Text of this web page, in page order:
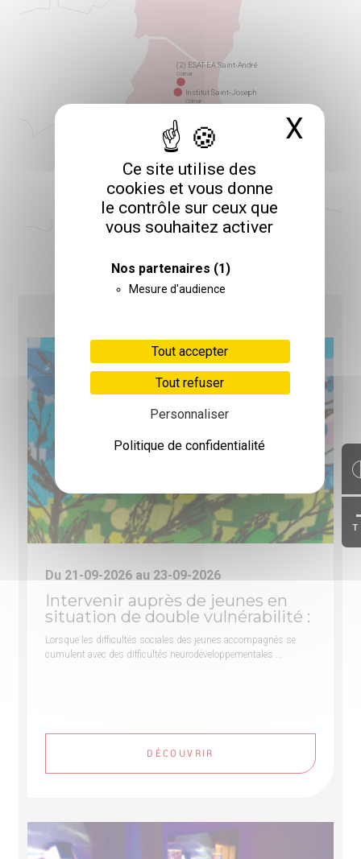
Ce site utilise des
cookies et vous donne
le contrôle sur ceux que
vous souhaitez activer
Nos partenaires (1)
Mesure d'audience
Tout accepter
Tout refuser
Personnaliser
Politique de confidentialité
X
T
(2) ESAT-EA Saint-André
Colmar
Institut Saint-Joseph
Colmar
SAVS Adèle de Glaubitz
Cernay
Institut Saint-André
Cernay
(1) ESAT-EA Saint-André
Cernay
Du 21-09-2026 au 23-09-2026
Intervenir auprès de jeunes en
situation de double vulnérabilité :
Lorsque les difficultés sociales des jeunes accompagnés se
cumulent avec des difficultés neurodéveloppementales …
DÉCOUVRIR